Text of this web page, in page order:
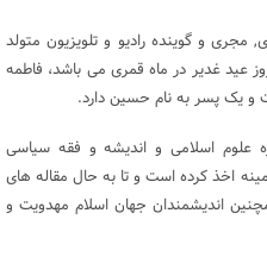
مجری و گوینده رادیو و تلویزیون متولد
عید غدیر در ماه قمری می باشد، فاطمه
یک پسر به نام حسین دارد.
علوم اسلامی و اندیشه و فقه سیاسی
اخذ کرده است و تا به حال مقاله های
اندیشمندان جهان اسلام مهدویت و